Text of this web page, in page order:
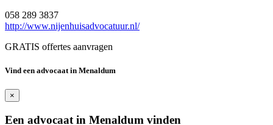
058 289 3837
http://www.nijenhuisadvocatuur.nl/
GRATIS offertes aanvragen
Vind een advocaat in Menaldum
×
Een advocaat in Menaldum vinden